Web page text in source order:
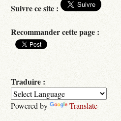
Suivre ce site :
Recommander cette page :
Traduire :
Powered by Translate